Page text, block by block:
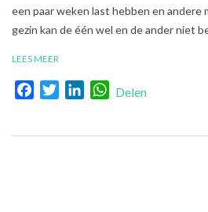
een paar weken last hebben en andere
gezin kan de één wel en de ander niet
LEES MEER
FacebookTwitterLinkedInWhatsApp
Delen